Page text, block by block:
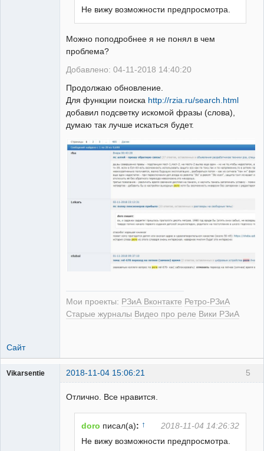
Не вижу возможности предпросмотра.
Можно поподробнее я не понял в чем
проблема?
Добавлено: 04-11-2018 14:40:20
Продолжаю обновление.
Для функции поиска http://rzia.ru/search.html
добавил подсветку искомой фразы (слова),
думаю так лучше искаться будет.
Мои проекты: РЗиА Вконтакте Ретро-РЗиА
Старые журналы Видео про реле Вики РЗиА
Сайт
5
Vikarsentie 2018-11-04 15:06:21
Отлично. Все нравится.
doro писал(а): ↑
2018-11-04 14:26:32
Не вижу возможности предпросмотра.